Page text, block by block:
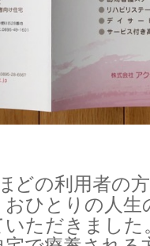
どの利用者の
ひとりの人生
ただきました